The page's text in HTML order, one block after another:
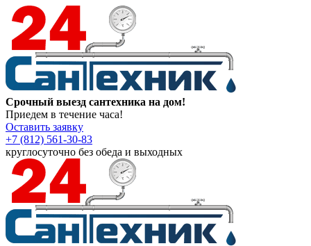
Срочный выезд сантехника на дом!
Приедем в течение часа!
Оставить заявку
+7 (812) 561-30-83
круглосуточно без обеда и выходных